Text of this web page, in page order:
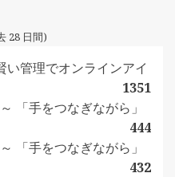
28 日間)
い管理でオンラインアイ
1351
「手をつなぎながら」
444
「手をつなぎながら」
432